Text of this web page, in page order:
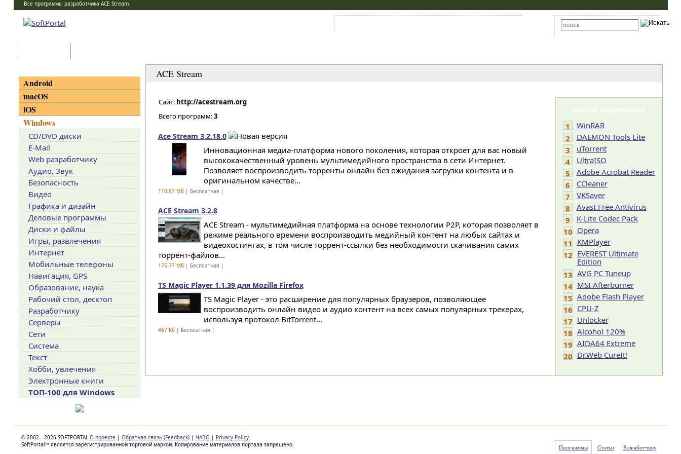
Все программы разработчика ACE Stream
ACE Stream
Сайт: http://acestream.org
Всего программ:3
Ace Stream 3.2.18.0
Инновационная медиа-платформа нового поколения, которая откроет для вас новый
высококачественный уровень мультимедийного пространства в сети Интернет.
Позволяет воспроизводить торренты онлайн без ожидания загрузки контента и в
оригинальном качестве...
110.87 Мб| Бесплатная |
ACE Stream 3.2.8
ACE Stream - мультимедийная платформа на основе технологии P2P, которая позволяет в
режиме реального времени воспроизводить медийный контент на любых сайтах и
видеохостингах, в том числе торрент-ссылки без необходимости скачивания самих
торрент-файлов...
175.77 Мб| Бесплатная |
TS Magic Player 1.1.39 для Mozilla Firefox
TS Magic Player - это расширение для популярных браузеров, позволяющее
воспроизводить онлайн видео и аудио контент на всех самых популярных трекерах,
используя протокол BitTorrent...
467 Кб| Бесплатная |
Самые популярные
1
WinRAR
2
DAEMON Tools Lite
3
uTorrent
4
UltraISO
5
Adobe Acrobat Reader
6
CCleaner
7
VKSaver
8
Avast Free Antivirus
9
K-Lite Codec Pack
10 Opera
11 KMPlayer
12 EVEREST Ultimate
Edition
13 AVG PC Tuneup
14 MSI Afterburner
15 Adobe Flash Player
16 CPU-Z
17 Unlocker
18 Alcohol 120%
19 AIDA64 Extreme
20 Dr.Web CureIt!
Android
macOS
iOS
Windows
CD/DVD диски
E-Mail
Web разработчику
Аудио, Звук
Безопасность
Видео
Графика и дизайн
Деловые программы
Диски и файлы
Игры, развлечения
Интернет
Мобильные телефоны
Навигация, GPS
Образование, наука
Рабочий стол, десктоп
Разработчику
Серверы
Сети
Система
Текст
Хобби, увлечения
Электронные книги
ТОП-100 для Windows
© 2002—2026 SOFTPORTAL О проекте | Обратная связь (Feedback) | ЧАВО | Privacy Policy
SoftPortal™ является зарегистрированной торговой маркой. Копирование материалов портала запрещено.
Программы Статьи Разработчику